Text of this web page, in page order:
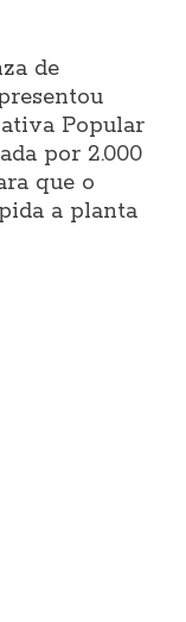
de
Popular
por 2.000
que o
a planta